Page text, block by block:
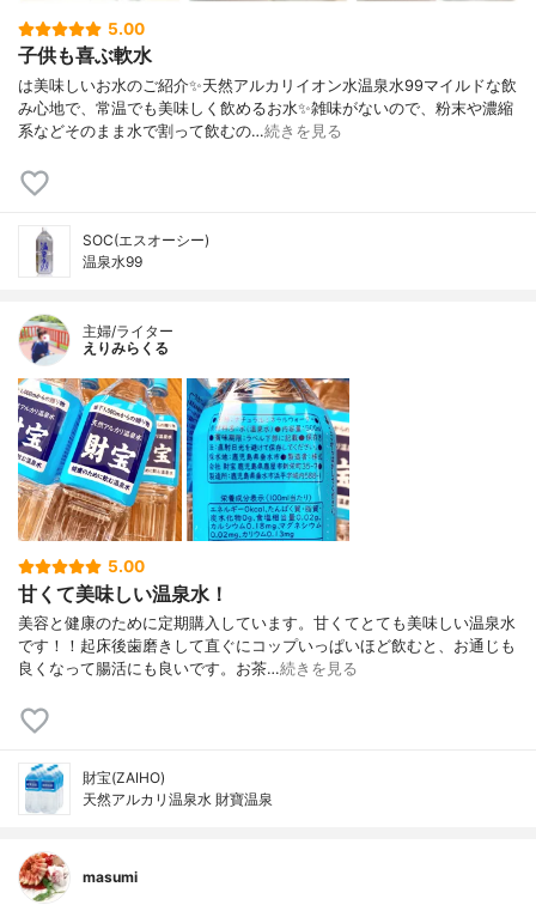
5.00
子供も喜ぶ軟水
は美味しいお水のご紹介✨天然アルカリイオン水温泉水99マイルドな飲
み心地で、常温でも美味しく飲めるお水✨雑味がないので、粉末や濃縮
系などそのまま水で割って飲むの…続きを見る
SOC(エスオーシー)
温泉水99
主婦/ライター
えりみらくる
5.00
甘くて美味しい温泉水！
美容と健康のために定期購入しています。甘くてとても美味しい温泉水
です！！起床後歯磨きして直ぐにコップいっぱいほど飲むと、お通じも
良くなって腸活にも良いです。お茶…続きを見る
財宝(ZAIHO)
天然アルカリ温泉水 財寶温泉
masumi